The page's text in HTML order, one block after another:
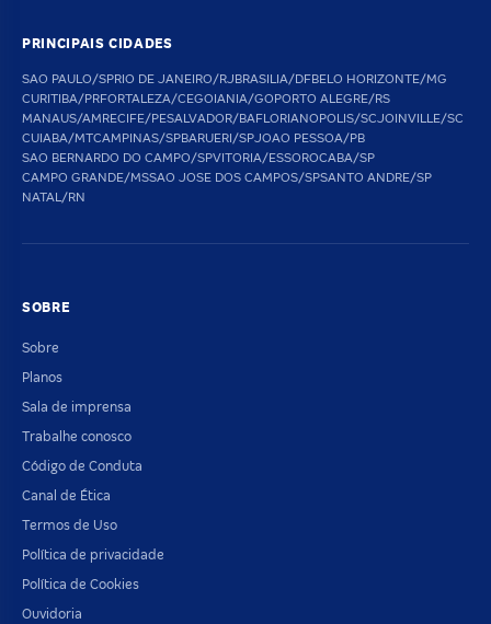
PRINCIPAIS CIDADES
SAO PAULO/SPRIO DE JANEIRO/RJBRASILIA/DFBELO HORIZONTE/MG
CURITIBA/PRFORTALEZA/CEGOIANIA/GOPORTO ALEGRE/RS
MANAUS/AMRECIFE/PESALVADOR/BAFLORIANOPOLIS/SCJOINVILLE/SC
CUIABA/MTCAMPINAS/SPBARUERI/SPJOAO PESSOA/PB
SAO BERNARDO DO CAMPO/SPVITORIA/ESSOROCABA/SP
CAMPO GRANDE/MSSAO JOSE DOS CAMPOS/SPSANTO ANDRE/SP
NATAL/RN
SOBRE
Sobre
Planos
Sala de imprensa
Trabalhe conosco
Código de Conduta
Canal de Ética
Termos de Uso
Política de privacidade
Política de Cookies
Ouvidoria